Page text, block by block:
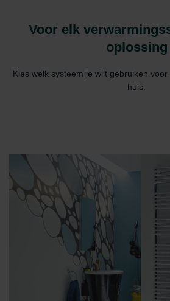
Voor elk
oplossing
Kies welk systeem je wilt gebruiken
huis.